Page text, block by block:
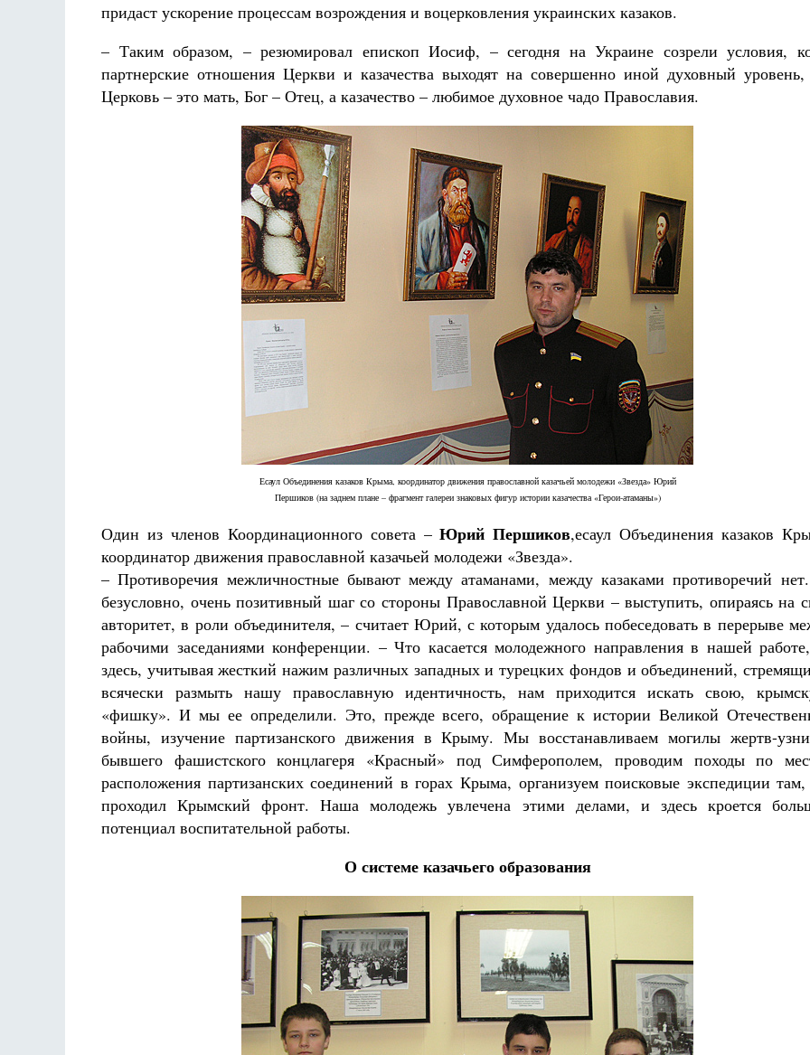
придаст ускорение процессам возрождения и воцерковления украинских казаков.
– Таким образом, – резюмировал епископ Иосиф, – сегодня на Украине созрели условия,
партнерские отношения Церкви и казачества выходят на совершенно иной духовный уровень,
Церковь – это мать, Бог – Отец, а казачество – любимое духовное чадо Православия.
Есаул Объединения казаков Крыма, координатор движения православной казачьей молодежи «Звезда» Юрий
Першиков (на заднем плане – фрагмент галереи знаковых фигур истории казачества «Герои-атаманы»)
Один из членов Координационного совета –Юрий Першиков,есаул Объединения казаков
координатор движения православной казачьей молодежи «Звезда».
– Противоречия межличностные бывают между атаманами, между казаками противоречий
безусловно, очень позитивный шаг со стороны Православной Церкви – выступить, опираясь на
авторитет, в роли объединителя, – считает Юрий, с которым удалось побеседовать в перерыве
рабочими заседаниями конференции. – Что касается молодежного направления в нашей
здесь, учитывая жесткий нажим различных западных и турецких фондов и объединений,
всячески размыть нашу православную идентичность, нам приходится искать свою,
«фишку». И мы ее определили. Это, прежде всего, обращение к истории Великой
войны, изучение партизанского движения в Крыму. Мы восстанавливаем могилы жертв-
бывшего фашистского концлагеря «Красный» под Симферополем, проводим походы по
расположения партизанских соединений в горах Крыма, организуем поисковые экспедиции там,
проходил Крымский фронт. Наша молодежь увлечена этими делами, и здесь кроется
потенциал воспитательной работы.
О системе казачьего образования